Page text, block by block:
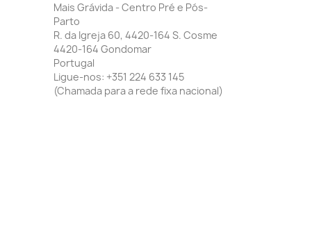
Mais Grávida - Centro Pré e Pós-
Parto
R. da Igreja 60, 4420-164 S. Cosme
4420-164 Gondomar
Portugal
Ligue-nos: +351 224 633 145
(Chamada para a rede fixa nacional)